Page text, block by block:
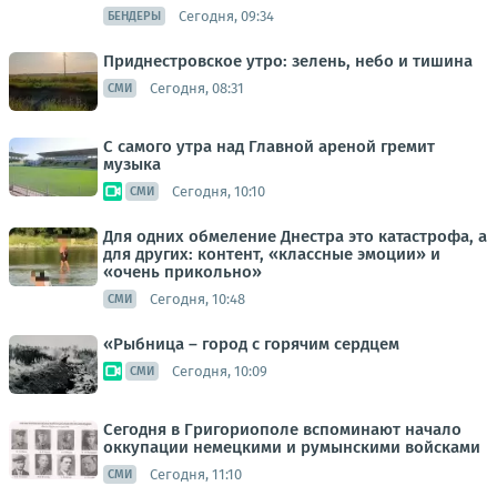
БЕНДЕРЫ Сегодня, 09:34
Приднестровское утро: зелень, небо и тишина
СМИ Сегодня, 08:31
С самого утра над Главной ареной гремит
музыка
СМИ Сегодня, 10:10
Для одних обмеление Днестра это катастрофа, а
для других: контент, «классные эмоции» и
«очень прикольно»
СМИ Сегодня, 10:48
«Рыбница – город с горячим сердцем
СМИ Сегодня, 10:09
Сегодня в Григориополе вспоминают начало
оккупации немецкими и румынскими войсками
СМИ Сегодня, 11:10